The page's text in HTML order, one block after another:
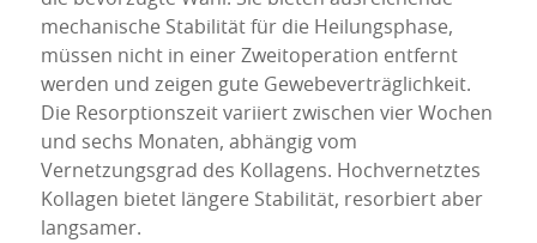
mechanische Stabilität für die Heilungsphase,
müssen nicht in einer Zweitoperation entfernt
werden und zeigen gute Gewebeverträglichkeit.
Die Resorptionszeit variiert zwischen vier Wochen
und sechs Monaten, abhängig vom
Vernetzungsgrad des Kollagens. Hochvernetztes
Kollagen bietet längere Stabilität, resorbiert aber
langsamer.